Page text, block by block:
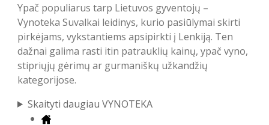
Ypač populiarus tarp Lietuvos gyventojų –
Vynoteka Suvalkai leidinys, kurio pasiūlymai skirti
pirkėjams, vykstantiems apsipirkti į Lenkiją. Ten
dažnai galima rasti itin patrauklių kainų, ypač vyno,
stipriųjų gėrimų ar gurmaniškų užkandžių
kategorijose.
Skaityti daugiau VYNOTEKA